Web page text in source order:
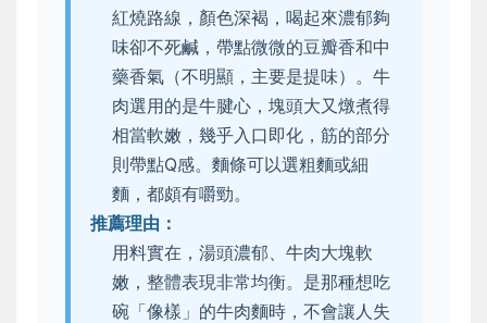
紅燒路線，顏色深褐，喝起來濃郁夠
味卻不死鹹，帶點微微的豆瓣香和中
藥香氣（不明顯，主要是提味）。牛
肉選用的是牛腱心，塊頭大又燉煮得
相當軟嫩，幾乎入口即化，筋的部分
則帶點Q感。麵條可以選粗麵或細
麵，都頗有嚼勁。
推薦理由：
用料實在，湯頭濃郁、牛肉大塊軟
嫩，整體表現非常均衡。是那種想吃
碗「像樣」的牛肉麵時，不會讓人失